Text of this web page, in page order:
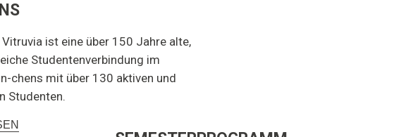
Vitruvia ist eine über 150 Jahre alte,
Studentenverbindung im
chens mit über 130 aktiven und
Studenten.